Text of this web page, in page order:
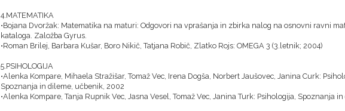
4.MATEMATIKA
•Bojana Dvoržak: Matematika na maturi: Odgovori na vprašanja in zbirka nalog na osnovni ravni
kataloga. Založba Gyrus.
•Roman Brilej, Barbara Kušar, Boro Nikič, Tatjana Robič, Zlatko Rojs: OMEGA 3 (3.letnik; 2004)
5.PSIHOLOGIJA
•Alenka Kompare, Mihaela Stražišar, Tomaž Vec, Irena Dogša, Norbert Jaušovec, Janina Curk:
Spoznanja in dileme, učbenik, 2002
•Alenka Kompare, Tanja Rupnik Vec, Jasna Vesel, Tomaž Vec, Janina Turk: Psihologija, Spoznanja